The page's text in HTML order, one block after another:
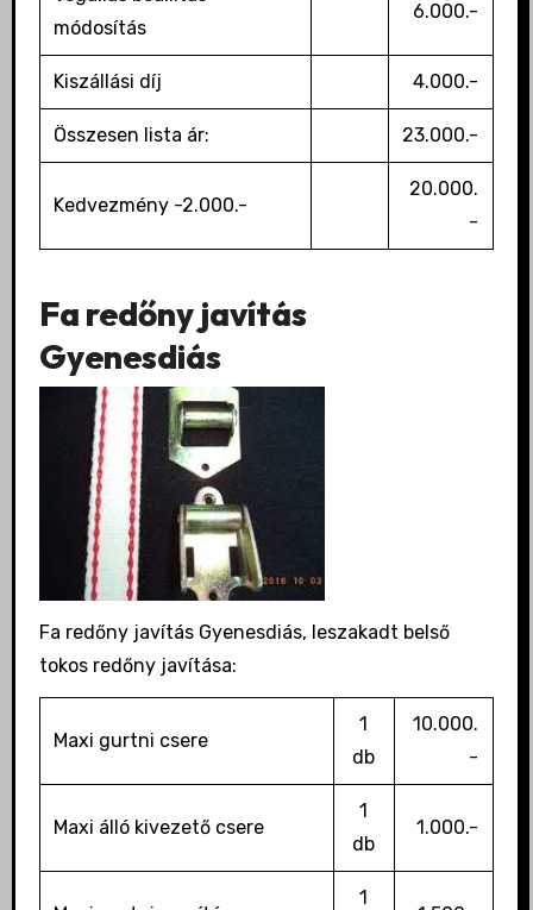
módosítás
6.000.-
Kiszállási díj 4.000.-
Összesen lista ár: 23.000.-
Kedvezmény -2.000.-
20.000.
-
Fa redőny javítás
Gyenesdiás
Fa redőny javítás Gyenesdiás, leszakadt belső
tokos redőny javítása:
Maxi gurtni csere
1
db
10.000.
-
Maxi álló kivezető csere
1
db
1.000.-
1